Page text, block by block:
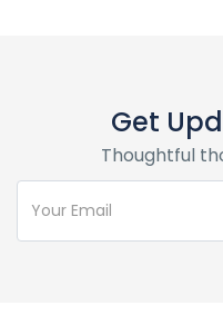
Get
Thoughtful